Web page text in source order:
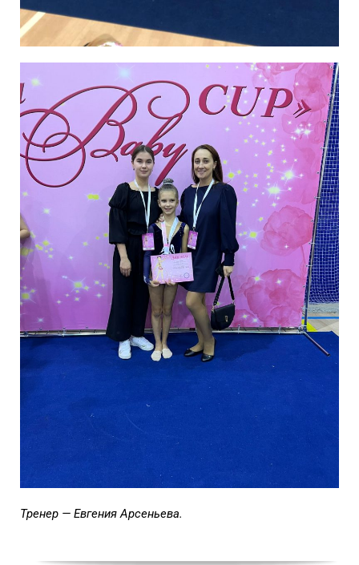
Тренер — Евгения Арсеньева.